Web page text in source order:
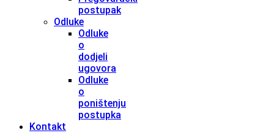
postupak
Odluke
Odluke
o
dodjeli
ugovora
Odluke
o
poništenju
postupka
Kontakt